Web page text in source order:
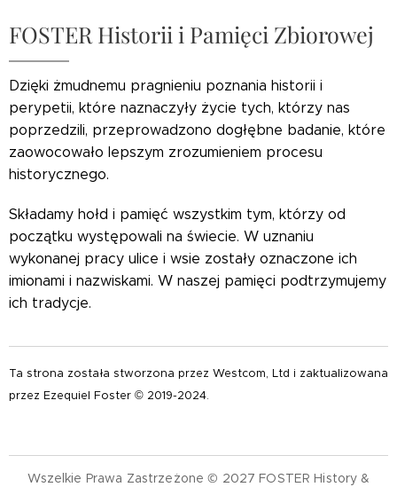
FOSTER Historii i Pamięci Zbiorowej
Dzięki żmudnemu pragnieniu poznania historii i
perypetii, które naznaczyły życie tych, którzy nas
poprzedzili, przeprowadzono dogłębne badanie, które
zaowocowało lepszym zrozumieniem procesu
historycznego.
Składamy hołd i pamięć wszystkim tym, którzy od
początku występowali na świecie. W uznaniu
wykonanej pracy ulice i wsie zostały oznaczone ich
imionami i nazwiskami. W naszej pamięci podtrzymujemy
ich tradycje.
Ta strona została stworzona przez Westcom, Ltd i zaktualizowana
przez Ezequiel Foster © 2019-2024.
Wszelkie Prawa Zastrzeżone © 2027 FOSTER History &